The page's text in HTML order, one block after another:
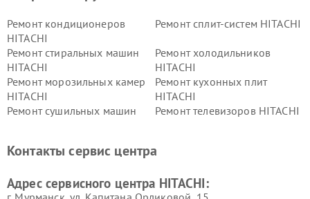
Ремонт кондиционеров
HITACHI
Ремонт сплит-систем HITACHI
Ремонт стиральных машин
HITACHI
Ремонт холодильников
HITACHI
Ремонт морозильных камер
HITACHI
Ремонт кухонных плит
HITACHI
Ремонт сушильных машин
Ремонт телевизоров HITACHI
данных HITACHI
HITACHI
HITACHI
HITACHI
Контакты сервис центра
Адрес сервисного центра HITACHI: